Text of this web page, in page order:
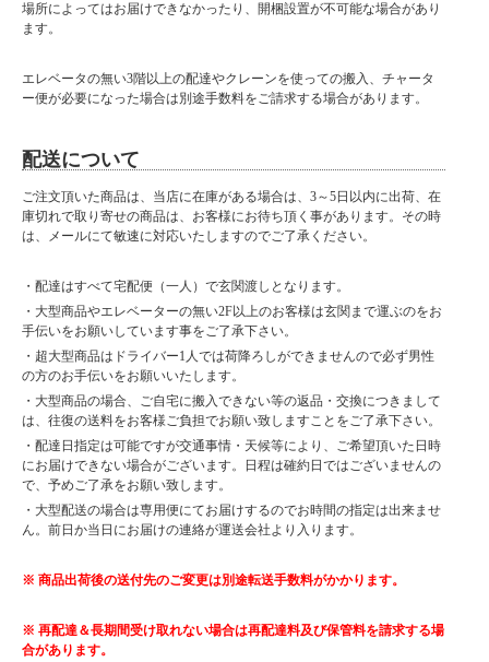
場所によってはお届けできなかったり、開梱設置が不可能な場合があり
ます。
エレベータの無い3階以上の配達やクレーンを使っての搬入、チャータ
ー便が必要になった場合は別途手数料をご請求する場合があります。
配送について
ご注文頂いた商品は、当店に在庫がある場合は、3～5日以内に出荷、在
庫切れで取り寄せの商品は、お客様にお待ち頂く事があります。その時
は、メールにて敏速に対応いたしますのでご了承ください。
・配達はすべて宅配便（一人）で玄関渡しとなります。
・大型商品やエレベーターの無い2F以上のお客様は玄関まで運ぶのをお
手伝いをお願いしています事をご了承下さい。
・超大型商品はドライバー1人では荷降ろしができませんので必ず男性
の方のお手伝いをお願いいたします。
・大型商品の場合、ご自宅に搬入できない等の返品・交換につきまして
は、往復の送料をお客様ご負担でお願い致しますことをご了承下さい。
・配達日指定は可能ですが交通事情・天候等により、ご希望頂いた日時
にお届けできない場合がございます。日程は確約日ではございませんの
で、予めご了承をお願い致します。
・大型配送の場合は専用便にてお届けするのでお時間の指定は出来ませ
ん。前日か当日にお届けの連絡が運送会社より入ります。
※ 商品出荷後の送付先のご変更は別途転送手数料がかかります。
※ 再配達＆長期間受け取れない場合は再配達料及び保管料を請求する場
合があります。